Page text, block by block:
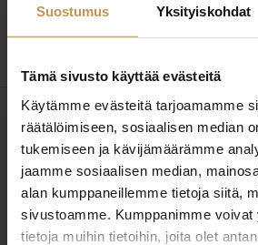
Suostumus Yksityiskohdat
Tämä sivusto käyttää evästeitä
Käytämme evästeitä tarjoamamme
räätälöimiseen, sosiaalisen median
tukemiseen ja kävijämäärämme
jaamme sosiaalisen median,
alan kumppaneillemme tietoja siitä,
sivustoamme. Kumppanimme voivat
tietoja muihin tietoihin, joita olet
OTA YHTEYTTÄ
Miten voin